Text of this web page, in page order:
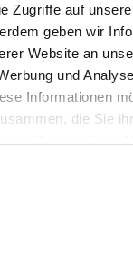
Zugriffe auf
geben wir
Website an
und
Informationen
die Sie